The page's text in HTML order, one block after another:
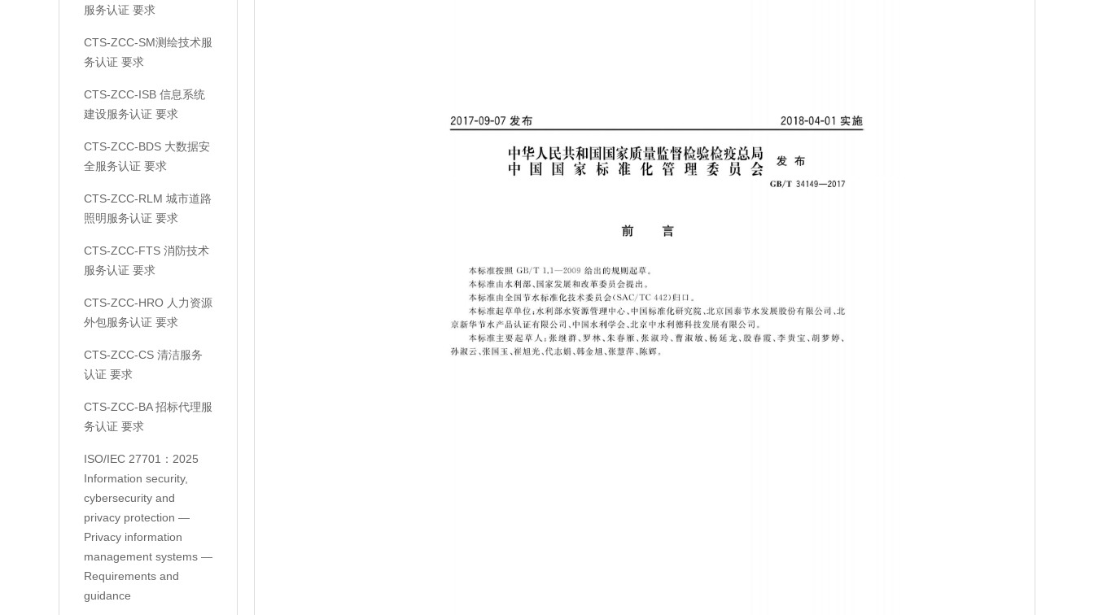
服务认证 要求
CTS-ZCC-SM测绘技术服
务认证 要求
CTS-ZCC-ISB 信息系统
建设服务认证 要求
CTS-ZCC-BDS 大数据安
全服务认证 要求
CTS-ZCC-RLM 城市道路
照明服务认证 要求
CTS-ZCC-FTS 消防技术
服务认证 要求
CTS-ZCC-HRO 人力资源
外包服务认证 要求
CTS-ZCC-CS 清洁服务
认证 要求
CTS-ZCC-BA 招标代理服
务认证 要求
ISO/IEC 27701：2025
Information security,
cybersecurity and
privacy protection —
Privacy information
management systems —
Requirements and
guidance